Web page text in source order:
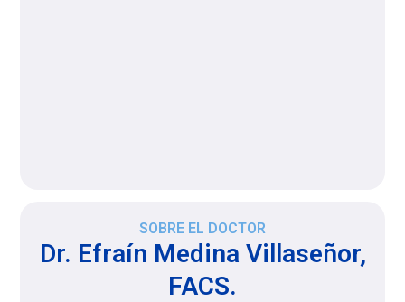
SOBRE EL DOCTOR
Dr. Efraín Medina Villaseñor,
FACS.